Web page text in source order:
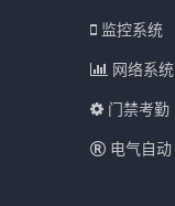
监控系统
网络系统
门禁考勤
电气自动